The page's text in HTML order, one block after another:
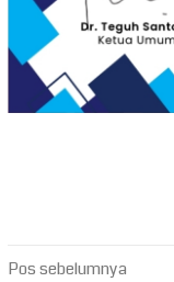
Navigasi
Pos sebelumnya